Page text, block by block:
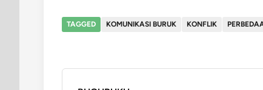
TAGGED KOMUNIKASI BURUK KONFLIK